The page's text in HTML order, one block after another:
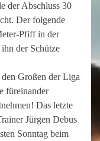
der Abschluss 30
Der folgende
Pfiff in der
der Schütze
Großen der Liga
füreinander
Das letzte
Jürgen Debus
Sonntag beim